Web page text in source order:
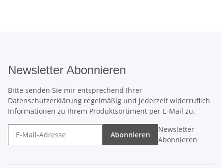
Newsletter Abonnieren
Bitte senden Sie mir entsprechend Ihrer
Datenschutzerklärung regelmäßig und jederzeit widerruflich
Informationen zu Ihrem Produktsortiment per E-Mail zu.
Abonnieren
Newsletter
Abonnieren